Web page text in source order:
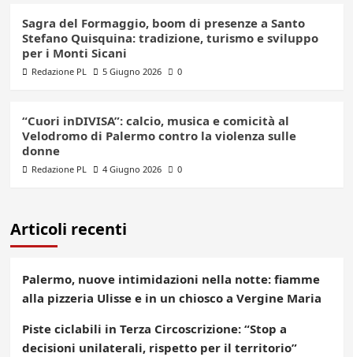
Sagra del Formaggio, boom di presenze a Santo
Stefano Quisquina: tradizione, turismo e sviluppo
per i Monti Sicani
Redazione PL 5 Giugno 2026 0
“Cuori inDIVISA”: calcio, musica e comicità al
Velodromo di Palermo contro la violenza sulle
donne
Redazione PL 4 Giugno 2026 0
Articoli recenti
Palermo, nuove intimidazioni nella notte: fiamme
alla pizzeria Ulisse e in un chiosco a Vergine Maria
Piste ciclabili in Terza Circoscrizione: “Stop a
decisioni unilaterali, rispetto per il territorio”